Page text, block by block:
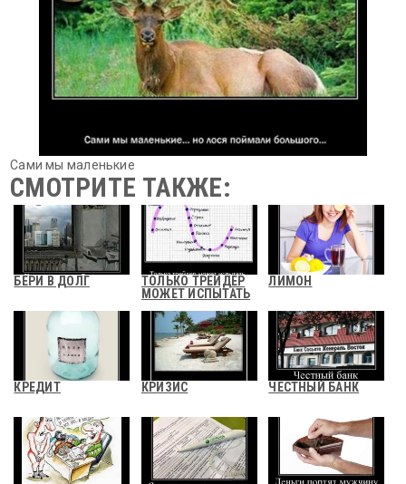
Сами мы маленькие
СМОТРИТЕ ТАКЖЕ:
БЕРИ В ДОЛГ
ТОЛЬКО ТРЕЙДЕР
МОЖЕТ ИСПЫТАТЬ
ЛИМОН
КРЕДИТ КРИЗИС ЧЕСТНЫЙ БАНК